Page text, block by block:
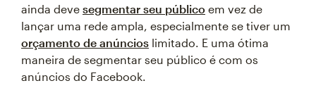
ainda deve segmentar seu público em vez de
lançar uma rede ampla, especialmente se tiver um
orçamento de anúncios limitado. E uma ótima
maneira de segmentar seu público é com os
anúncios do Facebook.